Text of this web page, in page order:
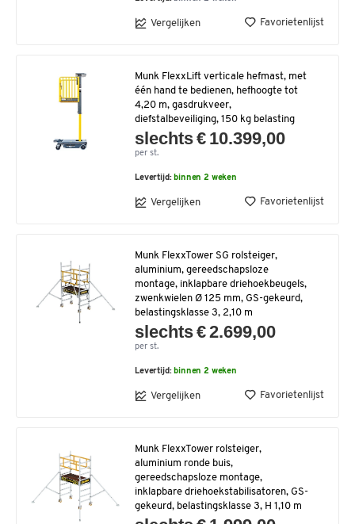
Vergelijken Favorietenlijst
Munk FlexxLift verticale hefmast, met
één hand te bedienen, hefhoogte tot
4,20 m, gasdrukveer,
diefstalbeveiliging, 150 kg belasting
slechts € 10.399,00
per st.
Levertijd: binnen 2 weken
Vergelijken Favorietenlijst
Munk FlexxTower SG rolsteiger,
aluminium, gereedschapsloze
montage, inklapbare driehoekbeugels,
zwenkwielen Ø 125 mm, GS-gekeurd,
belastingsklasse 3, 2,10 m
slechts € 2.699,00
per st.
Levertijd: binnen 2 weken
Vergelijken Favorietenlijst
Munk FlexxTower rolsteiger,
aluminium ronde buis,
gereedschapsloze montage,
inklapbare driehoekstabilisatoren, GS-
gekeurd, belastingsklasse 3, H 1,10 m